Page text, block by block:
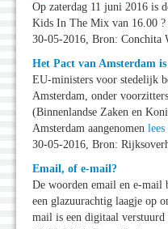
Op zaterdag 11 juni 2016 is
Kids In The Mix van 16.00 ?
30-05-2016, Bron: Conchita
Het Pact van Amsterdam is
EU-ministers voor stedelijk
Amsterdam, onder
(Binnenlandse Zaken en
Amsterdam aangenomen lees
30-05-2016, Bron:
Email, of e-mail?
De woorden email en e-mail
een glazuurachtig laagje op
mail is een digitaal verstuurd